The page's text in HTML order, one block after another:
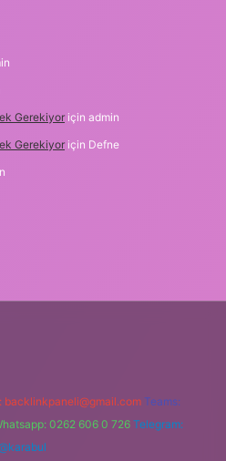
Gerekiyor için admin
Gerekiyor için Defne
backlinkpaneli@gmail.com Teams:
0262 606 0 726 Telegram: